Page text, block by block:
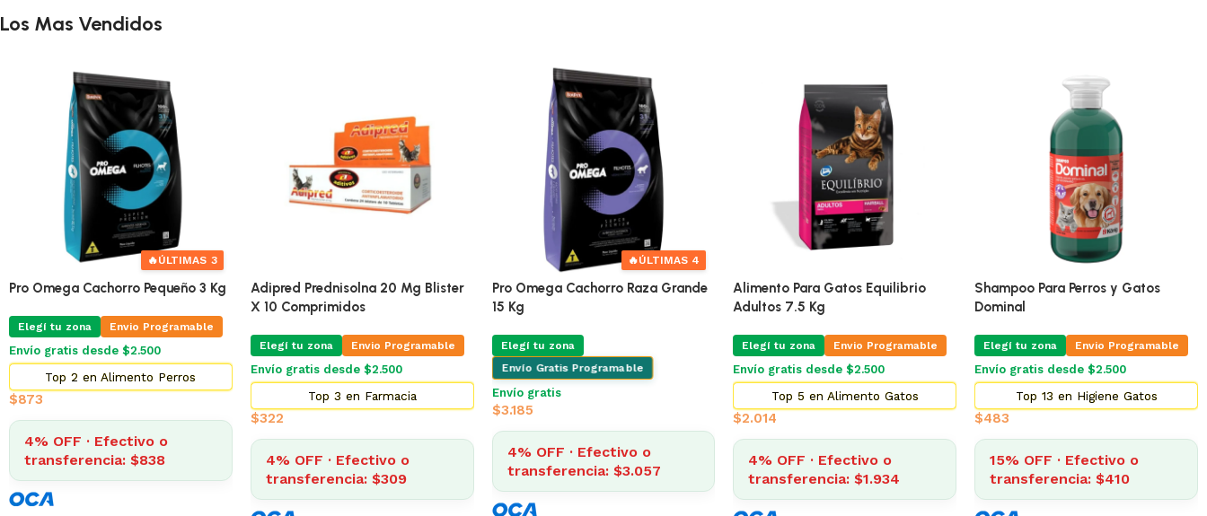
Los Mas Vendidos
🔥ÚLTIMAS 3
Pro Omega Cachorro Pequeño 3 Kg
Elegí tu zona Envio Programable
Envío gratis desde $2.500
Top 2 en Alimento Perros
$873
4% OFF · Efectivo o
transferencia: $838
Adipred Prednisolna 20 Mg Blister
X 10 Comprimidos
Elegí tu zona Envio Programable
Envío gratis desde $2.500
Top 3 en Farmacia
$322
4% OFF · Efectivo o
transferencia: $309
🔥ÚLTIMAS 4
Pro Omega Cachorro Raza Grande
15 Kg
Elegí tu zona
Envío Gratis Programable
Envío gratis
$3.185
4% OFF · Efectivo o
transferencia: $3.057
Alimento Para Gatos Equilibrio
Adultos 7.5 Kg
Elegí tu zona Envio Programable
Envío gratis desde $2.500
Top 5 en Alimento Gatos
$2.014
4% OFF · Efectivo o
transferencia: $1.934
Shampoo Para Perros y Gatos
Dominal
Elegí tu zona Envio Programable
Envío gratis desde $2.500
Top 13 en Higiene Gatos
$483
15% OFF · Efectivo o
transferencia: $410